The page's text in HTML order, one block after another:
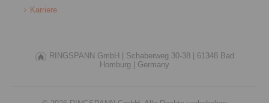
Karriere
RINGSPANN GmbH | Schaberweg 30-38 |
61348 Bad
Homburg |
Germany